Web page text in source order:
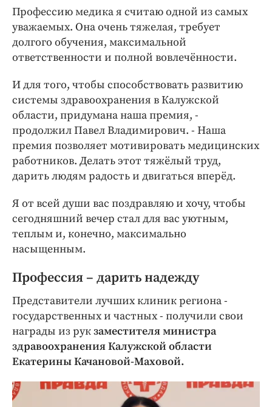
Профессию медика я считаю одной из самых
уважаемых. Она очень тяжелая, требует
долгого обучения, максимальной
ответственности и полной вовлечённости.
И для того, чтобы способствовать развитию
системы здравоохранения в Калужской
области, придумана наша премия, -
продолжил Павел Владимирович. - Наша
премия позволяет мотивировать медицинских
работников. Делать этот тяжёлый труд,
дарить людям радость и двигаться вперёд.
Я от всей души вас поздравляю и хочу, чтобы
сегодняшний вечер стал для вас уютным,
теплым и, конечно, максимально
насыщенным.
Профессия – дарить надежду
Представители лучших клиник региона -
государственных и частных - получили свои
награды из рукзаместителя министра
здравоохранения Калужской области
Екатерины Качановой-Маховой.